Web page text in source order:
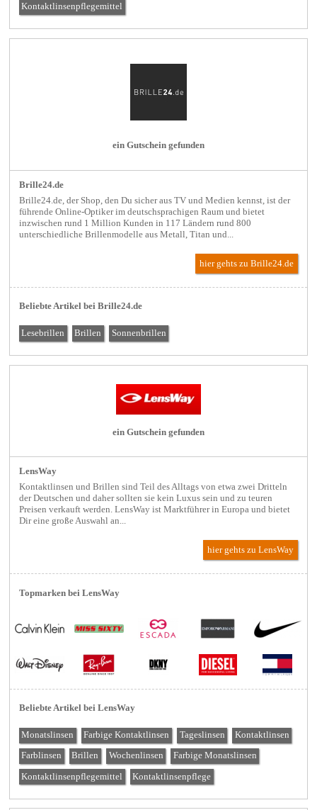
Kontaktlinsenpflegemittel
ein Gutschein gefunden
Brille24.de
Brille24.de, der Shop, den Du sicher aus TV und Medien kennst, ist der
führende Online-Optiker im deutschsprachigen Raum und bietet
inzwischen rund 1 Million Kunden in 117 Ländern rund 800
unterschiedliche Brillenmodelle aus Metall, Titan und...
hier gehts zu Brille24.de
Beliebte Artikel bei Brille24.de
Lesebrillen Brillen Sonnenbrillen
ein Gutschein gefunden
LensWay
Kontaktlinsen und Brillen sind Teil des Alltags von etwa zwei Dritteln
der Deutschen und daher sollten sie kein Luxus sein und zu teuren
Preisen verkauft werden. LensWay ist Marktführer in Europa und bietet
Dir eine große Auswahl an...
hier gehts zu LensWay
Topmarken bei LensWay
Beliebte Artikel bei LensWay
Monatslinsen Farbige Kontaktlinsen Tageslinsen Kontaktlinsen
Farblinsen Brillen Wochenlinsen Farbige Monatslinsen
Kontaktlinsenpflegemittel Kontaktlinsenpflege